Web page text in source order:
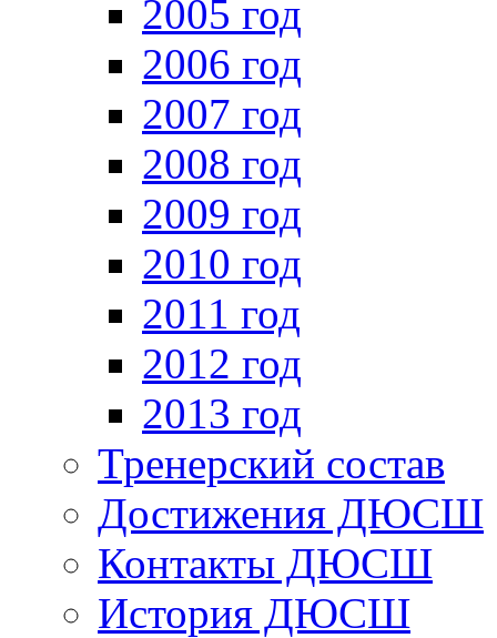
2005 год
2006 год
2007 год
2008 год
2009 год
2010 год
2011 год
2012 год
2013 год
Тренерский состав
Достижения ДЮСШ
Контакты ДЮСШ
История ДЮСШ